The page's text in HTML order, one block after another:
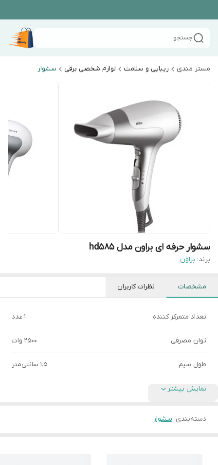
جستجو
مستر مندی زیبایی و سلامت لوازم شخصی برقی سشوار
سشوار حرفه ای براون مدل hd585
برند: براون
مشخصات نظرات کاربران
تعداد متمرکز کننده 1 عدد
توان مصرفی 2500 وات
طول سیم 1.5 سانتی‌متر
نمایش بیشتر
دسته‌بندی: سشوار